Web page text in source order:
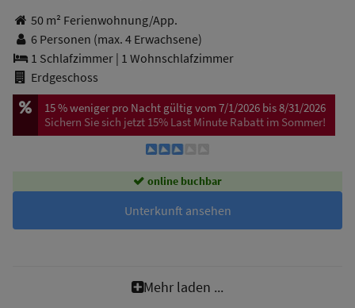
50 m² Ferienwohnung/App.
6 Personen (max. 4 Erwachsene)
1 Schlafzimmer | 1 Wohnschlafzimmer
Erdgeschoss
15 %weniger pro Nacht gültig vom 7/1/2026 bis 8/31/2026
Sichern Sie sich jetzt 15% Last Minute Rabatt im Sommer!
online buchbar
Unterkunft ansehen
Mehr laden ...